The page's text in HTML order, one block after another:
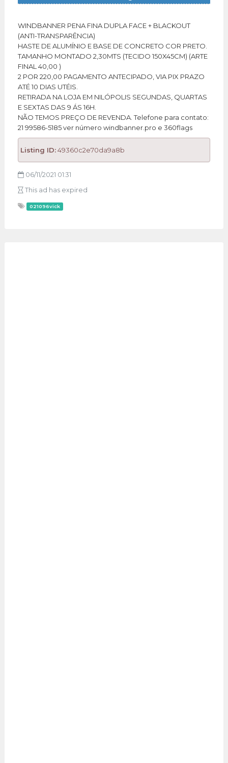
WINDBANNER PENA FINA DUPLA FACE + BLACKOUT
(ANTI-TRANSPARÊNCIA)
HASTE DE ALUMÍNIO E BASE DE CONCRETO COR PRETO.
TAMANHO MONTADO 2,30MTS (TECIDO 150X45CM) (ARTE
FINAL 40,00 )
2 POR 220,00 PAGAMENTO ANTECIPADO, VIA PIX PRAZO
ATÉ 10 DIAS UTÉIS.
RETIRADA NA LOJA EM NILÓPOLIS SEGUNDAS, QUARTAS
E SEXTAS DAS 9 ÁS 16H.
NÃO TEMOS PREÇO DE REVENDA. Telefone para contato:
21 99586-5185 ver número windbanner.pro e 360flags
Listing ID:49360c2e70da9a8b
06/11/2021 01:31
This ad has expired
021096vick